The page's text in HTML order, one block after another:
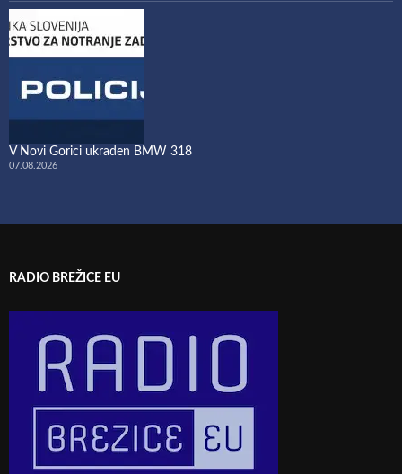
V Novi Gorici ukraden BMW 318
07.08.2026
RADIO BREŽICE EU